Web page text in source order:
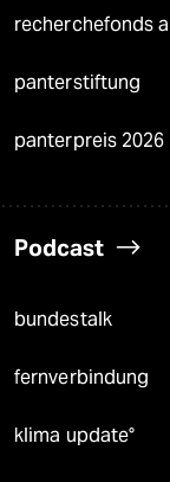
recherchefonds
panterstiftung
panterpreis 2026
Podcast
bundestalk
fernverbindung
klima update°